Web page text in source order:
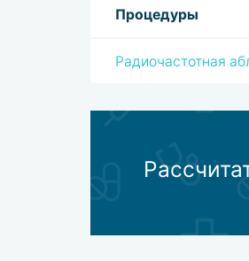
В завершении
динамике и другим
вероятность
Процедуры
Радиочастотная